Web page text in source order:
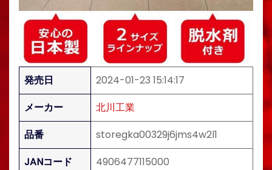
発売日
2024-01-23 15:14:17
メーカー
北川工業
品番
storegka00329j6jms4w2l1
JANコード
4906477115000